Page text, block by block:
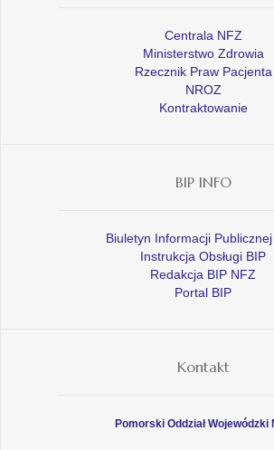
Centrala NFZ
Ministerstwo Zdrowia
Rzecznik Praw Pacjenta
NROZ
Kontraktowanie
BIP INFO
Biuletyn Informacji
Instrukcja Obsługi BIP
Redakcja BIP NFZ
Portal BIP
Kontakt
Pomorski Oddział Wojewódzki